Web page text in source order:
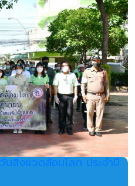
นสิ่งแวดล้อมโลก ประจำปี